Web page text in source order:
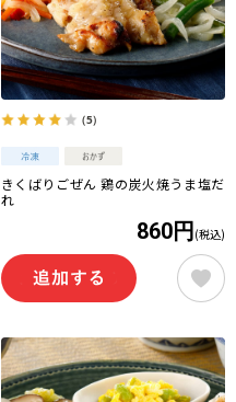
（5）
きくばりごぜん 鶏の炭火焼うま塩だ
れ
860円 (税込)